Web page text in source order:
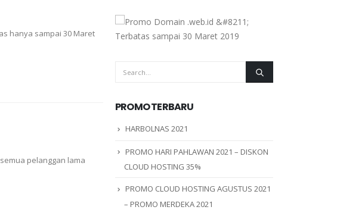
hanya sampai 30 Maret
pelanggan lama
PROMO TERBARU
HARBOLNAS 2021
PROMO HARI PAHLAWAN 2021 – DISKON
CLOUD HOSTING 35%
PROMO CLOUD HOSTING AGUSTUS 2021
– PROMO MERDEKA 2021